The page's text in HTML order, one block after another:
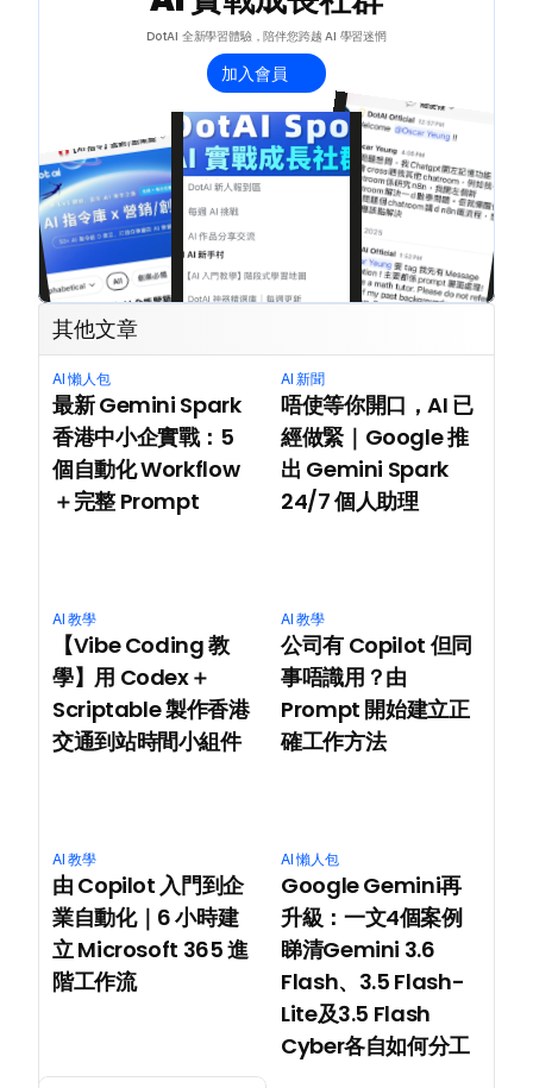
DotAI 全新學習體驗，陪伴您跨越 AI 學習迷惘
加入會員
其他文章
AI 懶人包
最新 Gemini Spark
香港中小企實戰：5
個自動化 Workflow
＋完整 Prompt
AI 新聞
唔使等你開口，AI 已
經做緊｜Google 推
出 Gemini Spark
24/7 個人助理
AI 教學
【Vibe Coding 教
學】用 Codex＋
Scriptable 製作香港
交通到站時間小組件
AI 教學
公司有 Copilot 但同
事唔識用？由
Prompt 開始建立正
確工作方法
AI 教學
由 Copilot 入門到企
業自動化｜6 小時建
立 Microsoft 365 進
階工作流
AI 懶人包
Google Gemini再
升級：一文4個案例
睇清Gemini 3.6
Flash、3.5 Flash-
Lite及3.5 Flash
Cyber各自如何分工